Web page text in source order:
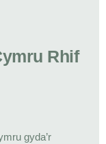
Rhif
gyda’r